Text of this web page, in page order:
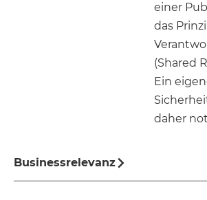
Businessrelevanz
einer
das
(Shared
Ein
daher